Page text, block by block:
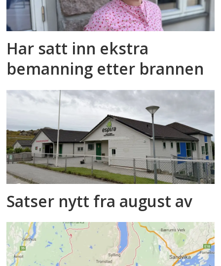
Har satt inn ekstra
bemanning etter brannen
Satser nytt fra august av